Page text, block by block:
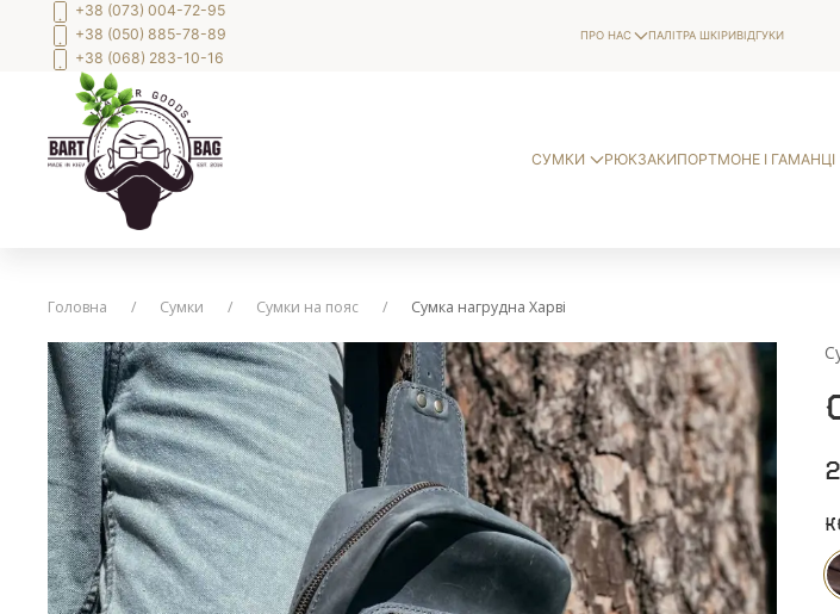
+38 (073) 004-72-95
+38 (050) 885-78-89
+38 (068) 283-10-16
ПРО НАС ПАЛІТРА ШКІРИВІДГУКИ
СУМКИ РЮКЗАКИПОРТМОНЕ І ГАМАНЦІ
Головна Сумки Сумки на пояс Сумка нагрудна Харві